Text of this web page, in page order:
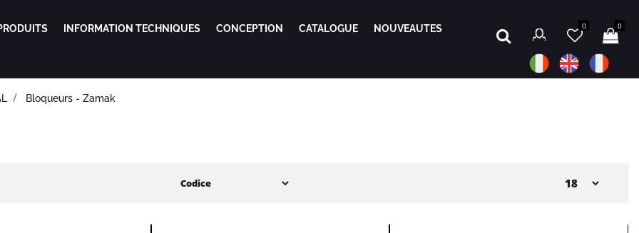
INFORMATION TECHNIQUES CONCEPTION CATALOGUE
NOUVEAUTES
0 0
Bloqueurs - Zamak